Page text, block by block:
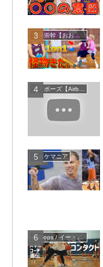
大井崇幹【おおいたかよし】
エアボーズ【Airbowz 】
バスケマニア
eHoops / イー・フープス